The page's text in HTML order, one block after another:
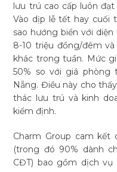
lưu trú cao cấp luôn
Vào dịp lễ tết hay cuối
sao hướng biển với
8-10 triệu đồng/đêm
khác trong tuần. Mức
50% so với giá phòng
Nẵng. Điều này cho
thác lưu trú và kinh
kiểm định.
Charm Group cam kết
(trong đó 90% dành
CĐT) bao gồm dịch